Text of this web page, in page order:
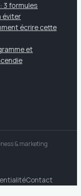
3 formules
éviter
écrire cette
et
& marketing
Contact